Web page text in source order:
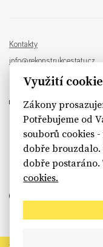
Kontakty
info@rekonstrukcestatu.cz
Návrh a vývoj: Sinfin , ilustrace:
sinfin.digital
Využití
Zákony
Potřebujeme od
souborů cookies
dobře brouzdalo.
dobře
cookies.